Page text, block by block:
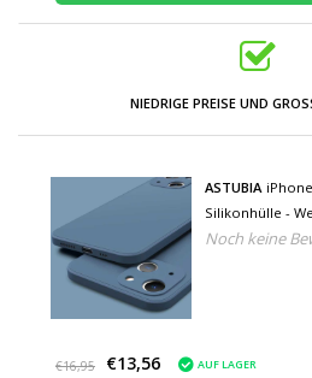
NIEDRIGE PREISE UND
ASTUBIA
Silikonhülle -
Hülle, blau
Noch keine
€16,95 €13,56 AUF LAGER